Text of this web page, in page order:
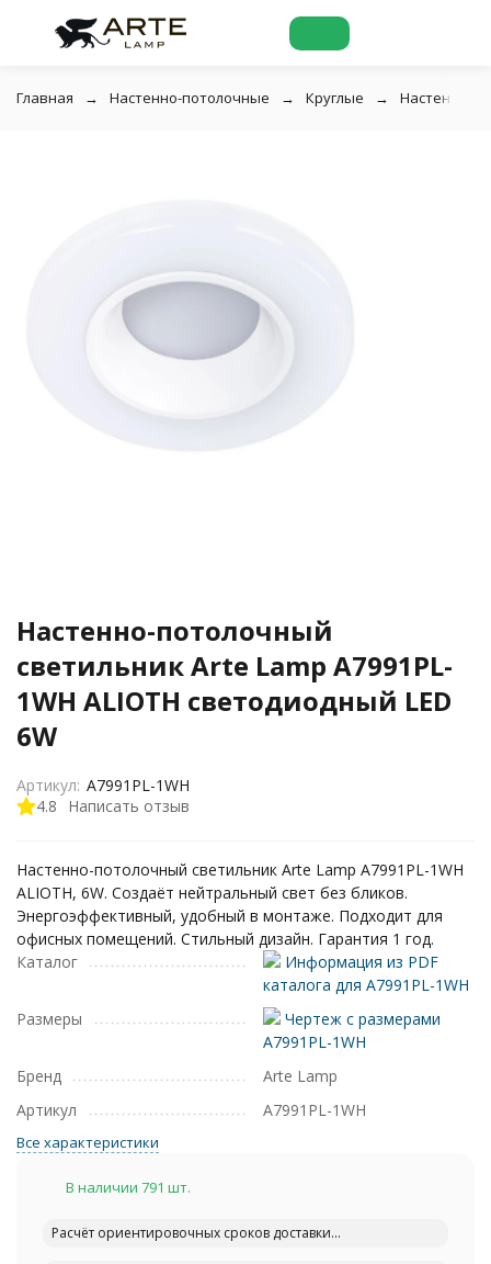
Главная Настенно-потолочные Круглые Настенно-
Настенно-потолочный
светильник Arte Lamp A7991PL-
1WH ALIOTH светодиодный LED
6W
4.8 Написать отзыв
Артикул: A7991PL-1WH
Настенно-потолочный светильник Arte Lamp A7991PL-1WH
ALIOTH, 6W. Создаёт нейтральный свет без бликов.
Энергоэффективный, удобный в монтаже. Подходит для
офисных помещений. Стильный дизайн. Гарантия 1 год.
Каталог
Информация из PDF
каталога для A7991PL-1WH
Размеры
Чертеж с размерами
A7991PL-1WH
Бренд
Arte Lamp
Артикул
A7991PL-1WH
Все характеристики
В наличии 791 шт.
Расчёт ориентировочных сроков доставки...